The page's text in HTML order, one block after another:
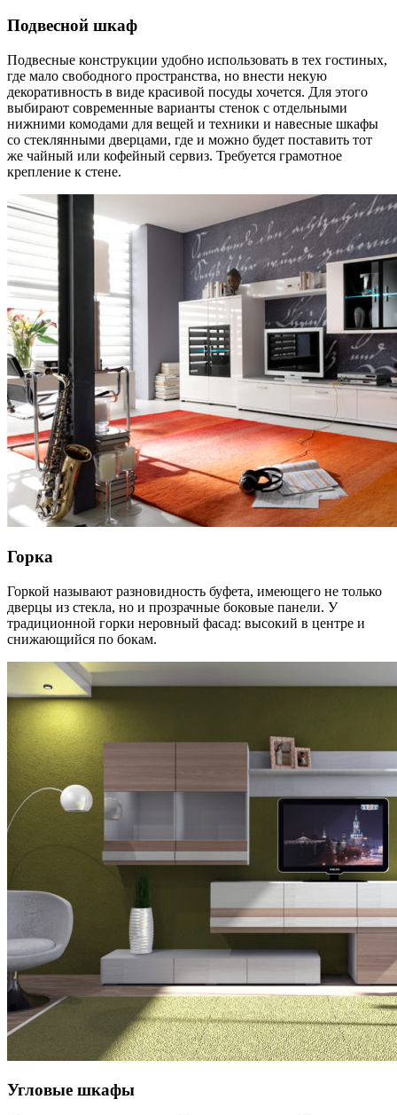
Подвесной шкаф
Подвесные конструкции удобно использовать в тех гостиных,
где мало свободного пространства, но внести некую
декоративность в виде красивой посуды хочется. Для этого
выбирают современные варианты стенок с отдельными
нижними комодами для вещей и техники и навесные шкафы
со стеклянными дверцами, где и можно будет поставить тот
же чайный или кофейный сервиз. Требуется грамотное
крепление к стене.
Горка
Горкой называют разновидность буфета, имеющего не только
дверцы из стекла, но и прозрачные боковые панели. У
традиционной горки неровный фасад: высокий в центре и
снижающийся по бокам.
Угловые шкафы